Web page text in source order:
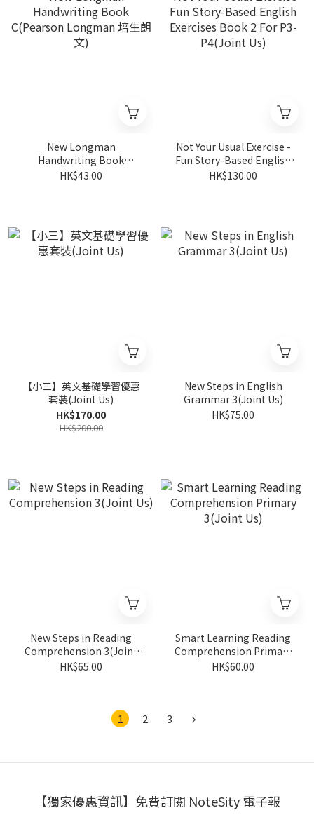
New Longman
Handwriting Book
C(Pearson Longman 培生
HK$43.00
Not Your Usual Exercise -
Fun Story-Based English
Exercises Book 2 For P3-
HK$130.00
【小三】英文基礎學習優惠
套裝(Joint Us)
HK$170.00
HK$200.00
New Steps in English
Grammar 3(Joint Us)
HK$75.00
New Steps in Reading
Comprehension 3(Joint
Us)
HK$65.00
Smart Learning Reading
Comprehension Primary
3(Joint Us)
HK$60.00
1 2 3
【獨家優惠資訊】免費訂閱 NoteSity 電子報